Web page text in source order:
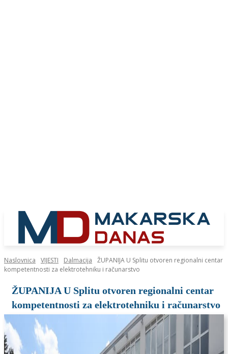
Naslovnica VIJESTI Dalmacija
ŽUPANIJA U Splitu otvoren regionalni centar
kompetentnosti za elektrotehniku i računarstvo
ŽUPANIJA U Splitu otvoren regionalni centar
kompetentnosti za elektrotehniku i računarstvo